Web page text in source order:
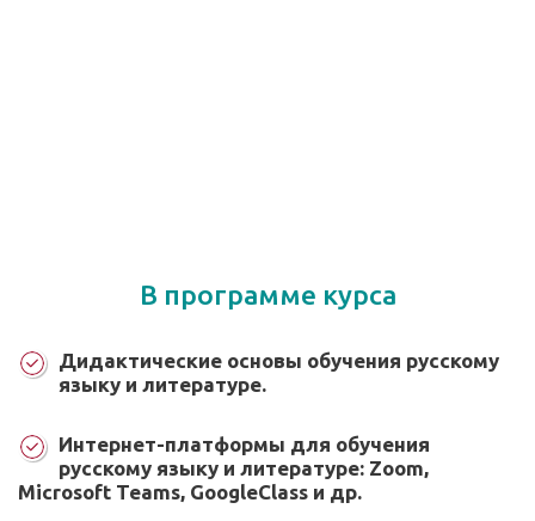
В программе курса
Дидактические основы обучения русскому
языку и литературе.
Интернет-платформы для обучения
русскому языку и литературе: Zoom,
Microsoft Teams, GoogleClass и др.